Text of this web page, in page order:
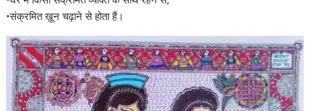
•संक्रमित ख़ून चढ़ाने से होता हैं।